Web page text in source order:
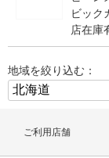
ビック
店在庫
地域を絞り込む：
ご利用店舗